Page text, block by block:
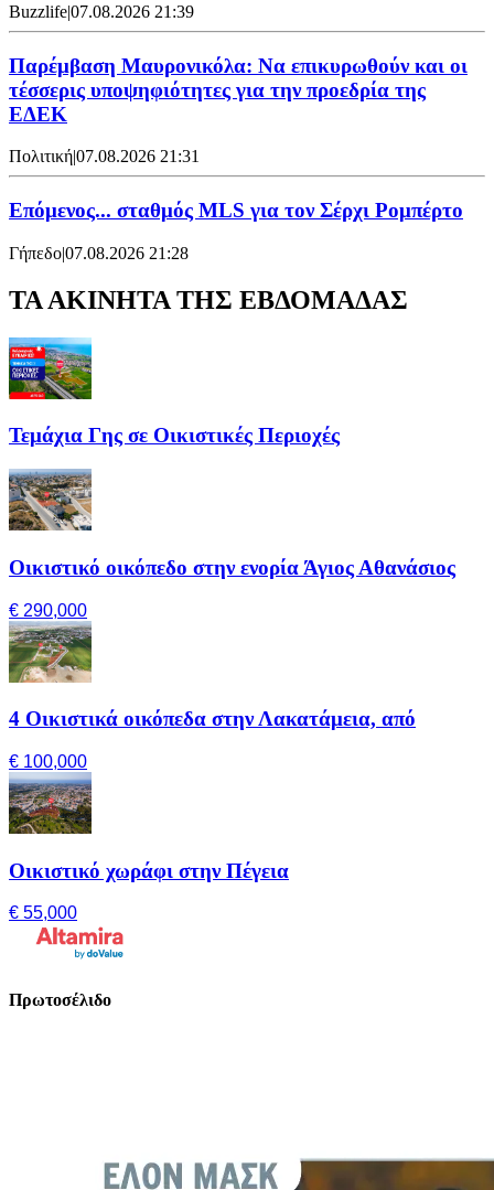
Buzzlife|07.08.2026 21:39
Παρέμβαση Μαυρονικόλα: Να επικυρωθούν και οι
τέσσερις υποψηφιότητες για την προεδρία της
ΕΔΕΚ
Πολιτική|07.08.2026 21:31
Επόμενος... σταθμός MLS για τον Σέρχι Ρομπέρτο
Γήπεδο|07.08.2026 21:28
ΤΑ ΑΚΙΝΗΤΑ ΤΗΣ ΕΒΔΟΜΑΔΑΣ
Τεμάχια Γης σε Οικιστικές Περιοχές
Οικιστικό οικόπεδο στην ενορία Άγιος Αθανάσιος
€ 290,000
4 Οικιστικά οικόπεδα στην Λακατάμεια, από
€ 100,000
Οικιστικό χωράφι στην Πέγεια
€ 55,000
Πρωτοσέλιδο